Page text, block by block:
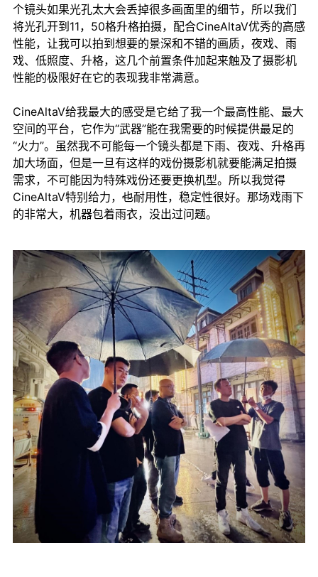
个镜头如果光孔太大会丢掉很多画面里的细节，所以我们
将光孔开到11，50格升格拍摄，配合CineAltaV优秀的高感
性能，让我可以拍到想要的景深和不错的画质，夜戏、雨
戏、低照度、升格，这几个前置条件加起来触及了摄影机
性能的极限好在它的表现我非常满意。
CineAltaV给我最大的感受是它给了我一个最高性能、最大
空间的平台，它作为“武器”能在我需要的时候提供最足的
“火力”。虽然我不可能每一个镜头都是下雨、夜戏、升格再
加大场面，但是一旦有这样的戏份摄影机就要能满足拍摄
需求，不可能因为特殊戏份还要更换机型。所以我觉得
CineAltaV特别给力， 也耐用性，稳定性很好。那场戏雨下
的非常大，机器包着雨衣，没出过问题。